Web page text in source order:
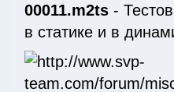
00011.m2ts -
в статике и в